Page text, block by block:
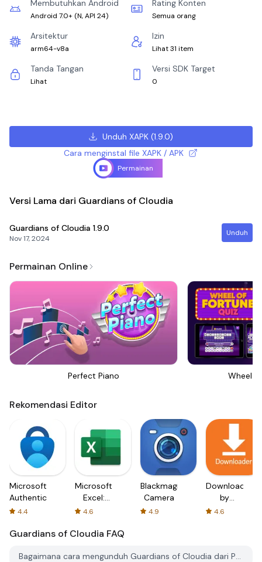
Membutuhkan Android
Android 7.0+ (N, API 24)
Rating Konten
Semua orang
Arsitektur
arm64-v8a
Izin
Lihat 31 item
Tanda Tangan
Lihat
Versi SDK Target
0
Unduh XAPK (1.9.0)
Cara menginstal file XAPK / APK
Permainan
Versi Lama dari Guardians of Cloudia
Guardians of Cloudia 1.9.0
Nov 17, 2024
Unduh
Permainan Online
Perfect Piano Wheel
Rekomendasi Editor
Microsoft
Authenticator
4.4
Microsoft
Excel:
Spreadsheets
4.6
Blackmagic
Camera
4.9
Downloader
by
AFTVnews
4.6
Guardians of Cloudia FAQ
Bagaimana cara mengunduh Guardians of Cloudia dari PGYER APK HUB?